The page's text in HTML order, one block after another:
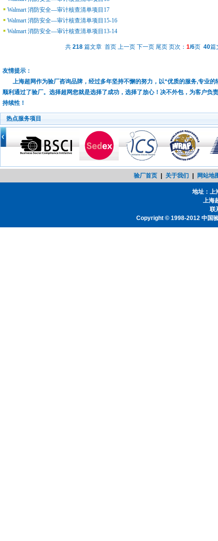
Walmart 消防安全---审计核查清单项目17
Walmart 消防安全---审计核查清单项目15-16
Walmart 消防安全---审计核查清单项目13-14
共 218篇文章 首页 上一页 下一页 尾页页次： 1/6页 40篇
友情提示：
上海超网作为验厂咨询品牌，经过多年坚持不懈的努力，以“优质的服务,专业的
顺利通过了验厂。选择超网您就是选择了成功，选择了放心！决不外包，为客户负
持续性！
热点服务项目
验厂首页 关于我们 网站地
地址：上
上海
联
Copyright © 1998-2012 中国